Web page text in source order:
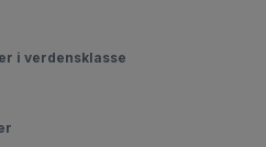
i verdensklasse